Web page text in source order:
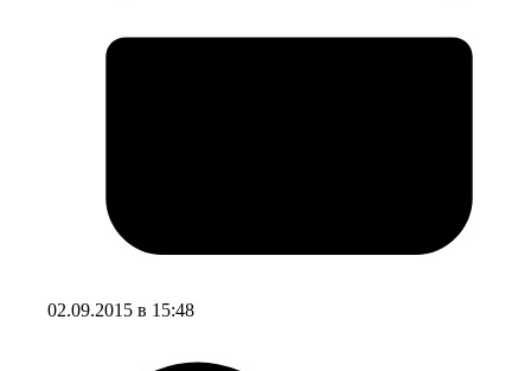
02.09.2015 в 15:48